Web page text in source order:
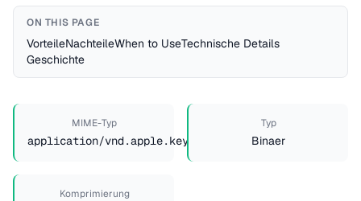
ON THIS PAGE
VorteileNachteileWhen to UseTechnische Details
Geschichte
MIME-Typ
application/vnd.apple.keynote
Typ
Binaer
Komprimierung